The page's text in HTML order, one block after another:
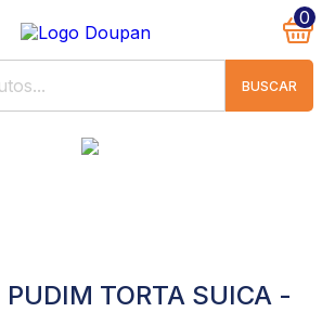
BUSCAR
0
PUDIM TORTA SUICA -